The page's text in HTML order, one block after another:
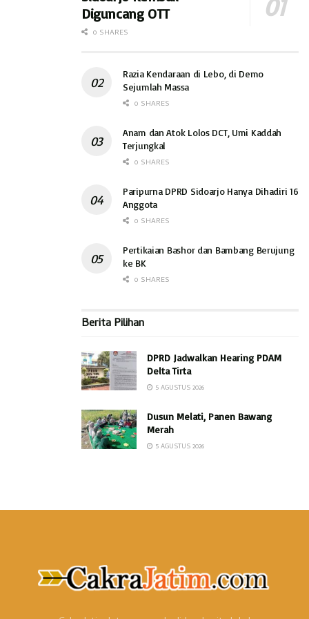
Diguncang OTT
0 SHARES
Razia Kendaraan di Lebo, di Demo
Sejumlah Massa
0 SHARES
Anam dan Atok Lolos DCT, Umi Kaddah
Terjungkal
0 SHARES
Paripurna DPRD Sidoarjo Hanya Dihadiri 16
Anggota
0 SHARES
Pertikaian Bashor dan Bambang Berujung
ke BK
0 SHARES
Berita Pilihan
DPRD Jadwalkan Hearing PDAM
Delta Tirta
5 AGUSTUS 2026
Dusun Melati, Panen Bawang
Merah
5 AGUSTUS 2026